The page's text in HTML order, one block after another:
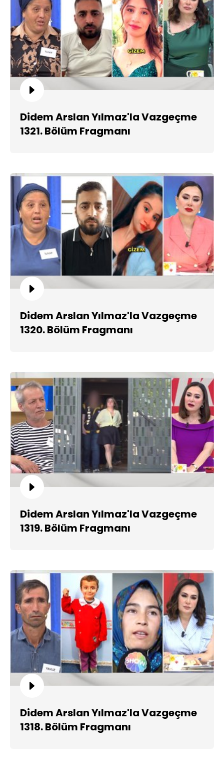
Didem Arslan Yılmaz'la Vazgeçme
1321. Bölüm Fragmanı
Didem Arslan Yılmaz'la Vazgeçme
1320. Bölüm Fragmanı
Didem Arslan Yılmaz'la Vazgeçme
1319. Bölüm Fragmanı
Didem Arslan Yılmaz'la Vazgeçme
1318. Bölüm Fragmanı